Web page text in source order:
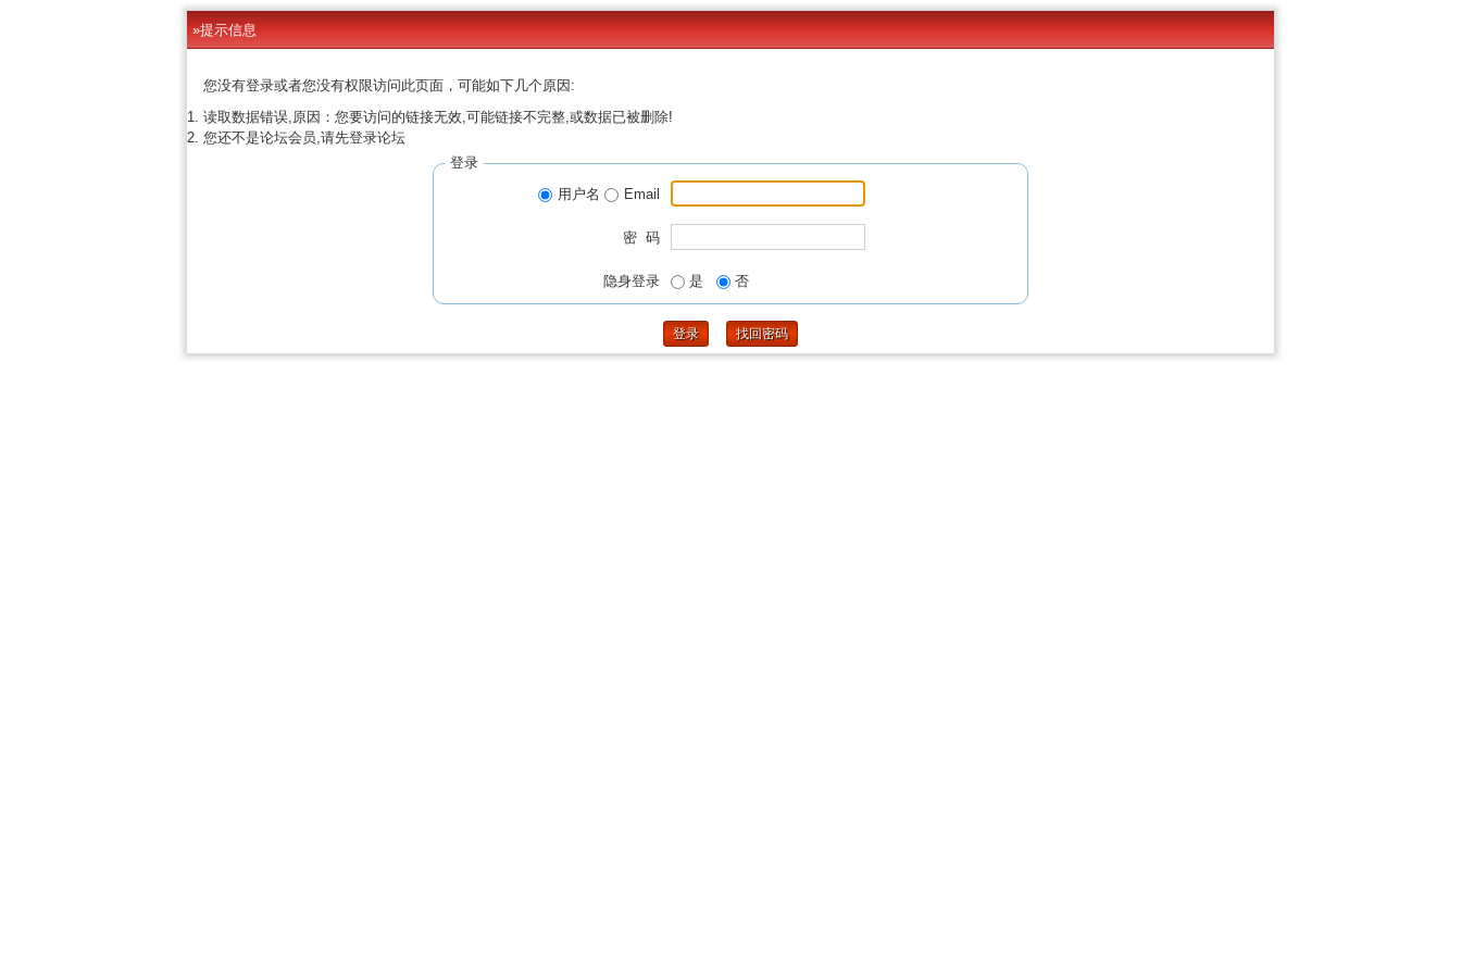
»提示信息
您没有登录或者您没有权限访问此页面，可能如下几个原因:
读取数据错误,原因：您要访问的链接无效,可能链接不完整,或数据已被删除!
您还不是论坛会员,请先登录论坛
登录
用户名
Email
密 码
隐身登录 是 否